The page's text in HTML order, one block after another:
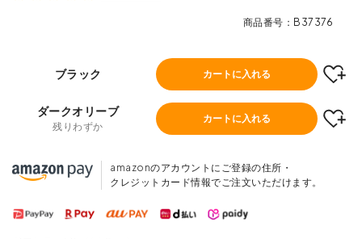
商品番号 B37376
ブラック カートに入れる
ダークオリーブ
残りわずか
カートに入れる
amazonのアカウントにご登録の住所・
クレジットカード情報でご注文いただけます。